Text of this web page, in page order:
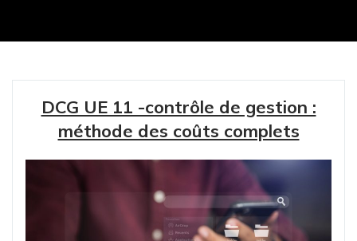
DCG UE 11 -contrôle de gestion :
méthode des coûts complets